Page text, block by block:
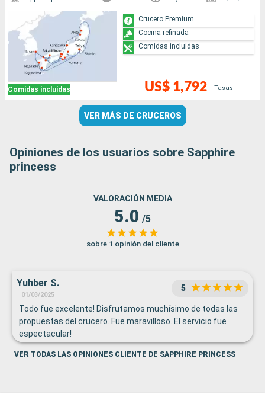
Comidas incluidas US$ 1,792 +Tasas
Crucero Premium
Cocina refinada
Comidas incluidas
VER MÁS DE CRUCEROS
Opiniones de los usuarios sobre Sapphire
princess
VALORACIÓN MEDIA
5.0 /5
sobre 1 opinión del cliente
Yuhber S.
01/03/2025
5
Todo fue excelente! Disfrutamos muchísimo de todas las
propuestas del crucero. Fue maravilloso. El servicio fue
espectacular!
VER TODAS LAS OPINIONES CLIENTE DE SAPPHIRE PRINCESS